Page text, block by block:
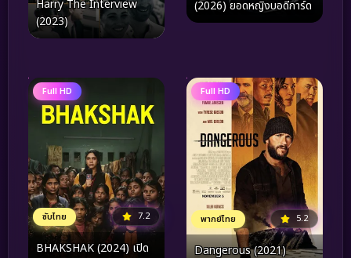
Harry The Interview
(2023)
(2026) ยอดหญิงบอดี้การ์ด
Full HD
ซับไทย 7.2
BHAKSHAK (2024) เปิด
Full HD
พากย์ไทย 5.2
Dangerous (2021)